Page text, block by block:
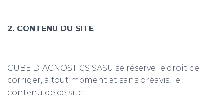
2. CONTENU DU SITE
CUBE DIAGNOSTICS SASU se réserve le droit de
corriger, à tout moment et sans préavis, le
contenu de ce site.